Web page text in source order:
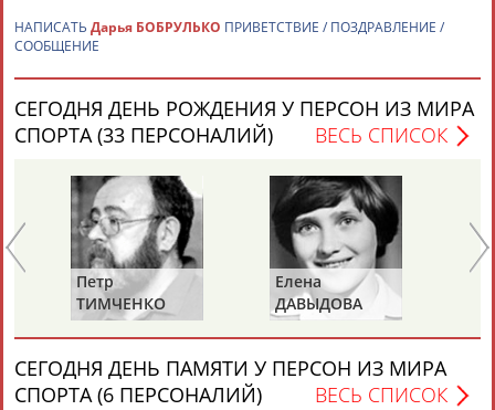
Рамазан
Тагир
Камиль
Загалав
Камалудин
АБДУЛДАУДОВ
Абдула
АБДУЛЖАЛИЛОВ
Магомед
АБДУЛКАГИРОВ
Назир
АБДУЛЛАЕВ
24 персон из 13181
ЕЩЁ ПЕРСОНЫ
НАПИСАТЬ Дарья БОБРУЛЬКО ПРИВЕТСТВИЕ / ПОЗДРАВЛЕНИЕ /
СООБЩЕНИЕ
СЕГОДНЯ ДЕНЬ РОЖДЕНИЯ У ПЕРСОН ИЗ МИРА
СПОРТА (33 ПЕРСОНАЛИЙ)
ВЕСЬ СПИСОК
Петр
ТИМЧЕНКО
Елена
ДАВЫДОВА
СЕГОДНЯ ДЕНЬ ПАМЯТИ У ПЕРСОН ИЗ МИРА
СПОРТА (6 ПЕРСОНАЛИЙ)
ВЕСЬ СПИСОК